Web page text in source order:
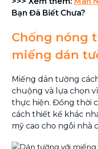
Bạn Đã Biết Chưa?
Chống nóng
miếng dán
Miếng dán tường
chuộng và lựa chọn
thực hiện. Đồng thời
cách thiết kế khác
mỹ cao cho ngôi nhà